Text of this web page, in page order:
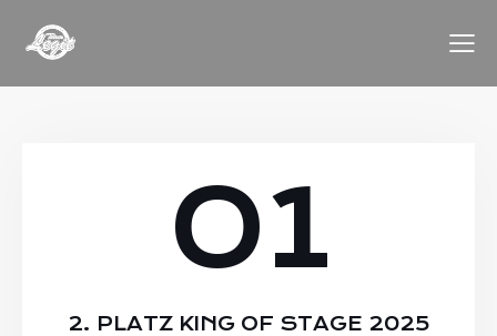
01
2. PLATZ KING OF STAGE 2025